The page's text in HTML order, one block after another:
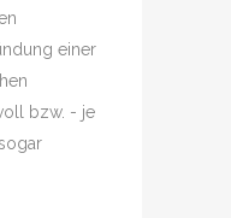
einer
bzw. - je